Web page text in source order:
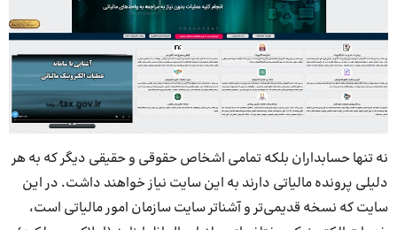
نه تنها حسابداران بلکه تمامی اشخاص حقوقی و حقیقی دیگر که به هر
دلیلی پرونده مالیاتی دارند به این سایت نیاز خواهند داشت. در این
سایت که نسخه قدیمی‌تر و آشناتر سایت سازمان امور مالیاتی است،